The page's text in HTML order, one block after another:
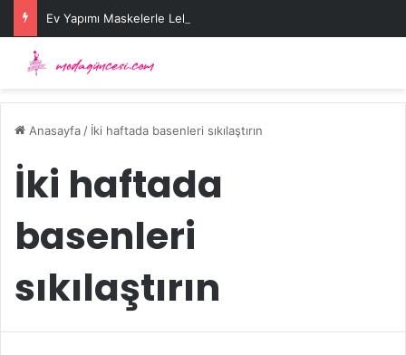
Ev Yapımı Maskelerle Leke Sorununa Çözüm Önerileri
Anasayfa / İki haftada basenleri sıkılaştırın
İki haftada
basenleri
sıkılaştırın